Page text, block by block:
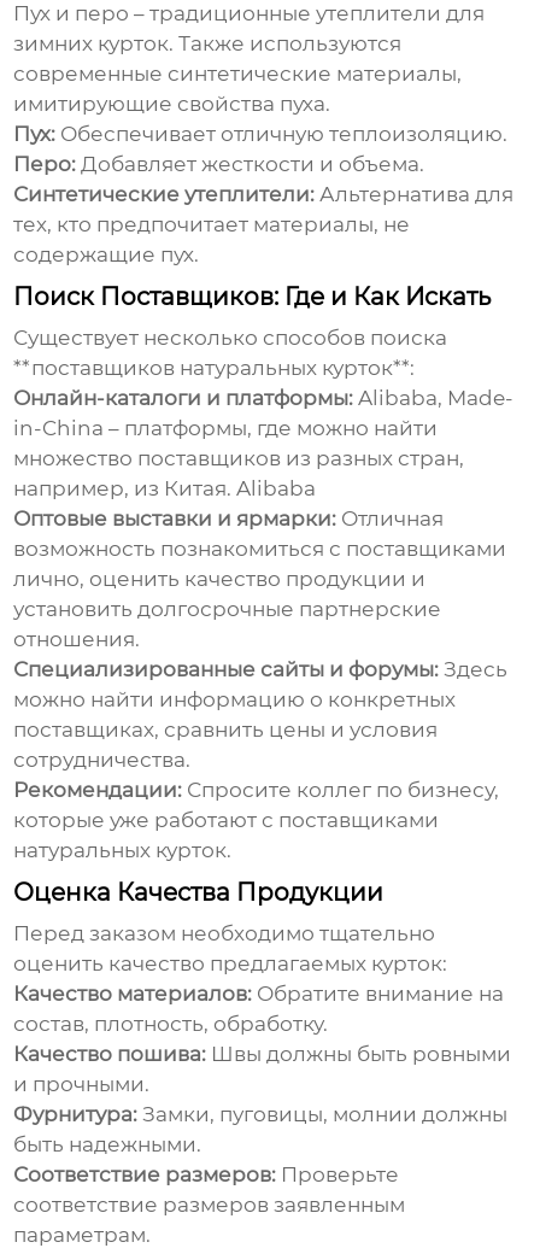
Пух и перо – традиционные утеплители для
зимних курток. Также используются
современные синтетические материалы,
имитирующие свойства пуха.
Пух: Обеспечивает отличную теплоизоляцию.
Перо: Добавляет жесткости и объема.
Синтетические утеплители: Альтернатива для
тех, кто предпочитает материалы, не
содержащие пух.
Поиск Поставщиков: Где и Как Искать
Существует несколько способов поиска
**поставщиков натуральных курток**:
Онлайн-каталоги и платформы: Alibaba, Made-
in-China – платформы, где можно найти
множество поставщиков из разных стран,
например, из Китая.Alibaba
Оптовые выставки и ярмарки: Отличная
возможность познакомиться с поставщиками
лично, оценить качество продукции и
установить долгосрочные партнерские
отношения.
Специализированные сайты и форумы: Здесь
можно найти информацию о конкретных
поставщиках, сравнить цены и условия
сотрудничества.
Рекомендации: Спросите коллег по бизнесу,
которые уже работают с поставщиками
натуральных курток.
Оценка Качества Продукции
Перед заказом необходимо тщательно
оценить качество предлагаемых курток:
Качество материалов: Обратите внимание на
состав, плотность, обработку.
Качество пошива: Швы должны быть ровными
и прочными.
Фурнитура: Замки, пуговицы, молнии должны
быть надежными.
Соответствие размеров: Проверьте
соответствие размеров заявленным
параметрам.